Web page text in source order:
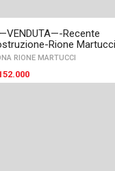
Recente
Rione Martucci
RIONE MARTUCCI